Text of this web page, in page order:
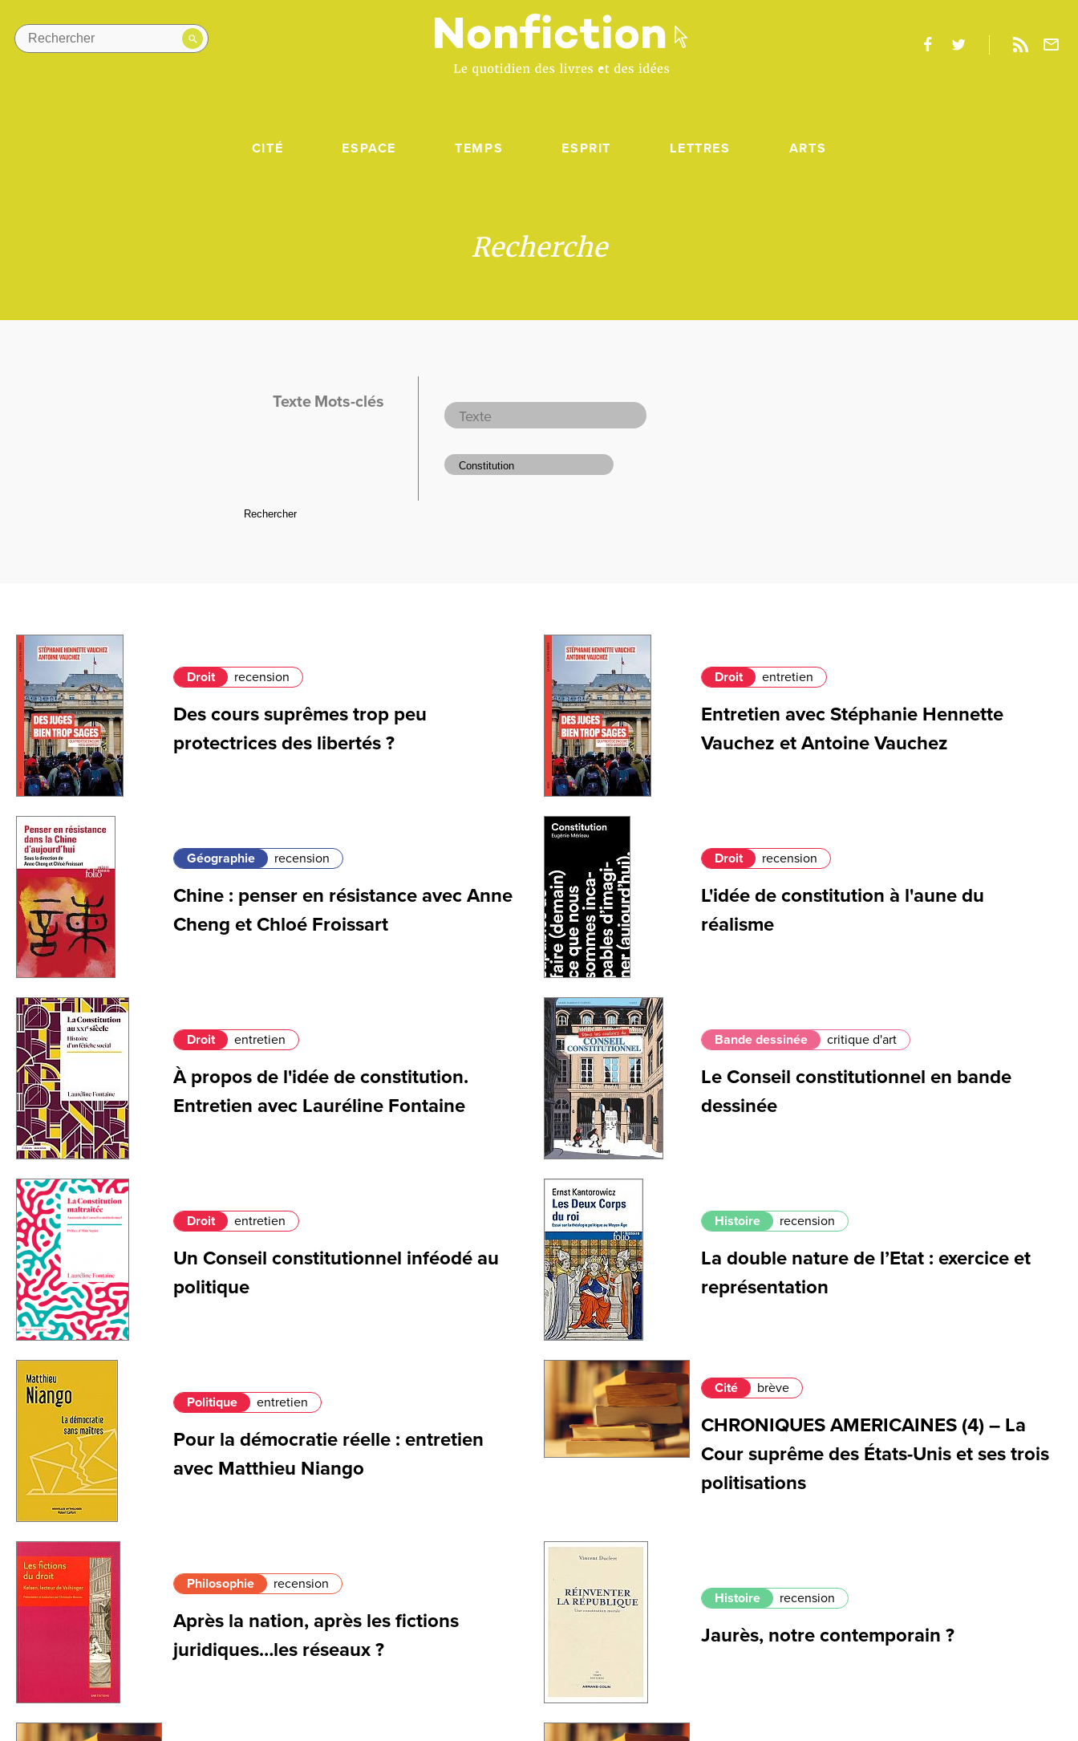
CITÉ ESPACE TEMPS ESPRIT LETTRES ARTS
Recherche
Texte Mots-clés
Droit recension
Des cours suprêmes trop peu
protectrices des libertés ?
Droit entretien
Entretien avec Stéphanie Hennette
Vauchez et Antoine Vauchez
Géographie recension
Chine : penser en résistance avec Anne
Cheng et Chloé Froissart
Droit recension
L'idée de constitution à l'aune du
réalisme
Droit entretien
À propos de l'idée de constitution.
Entretien avec Lauréline Fontaine
Bande dessinée critique d'art
Le Conseil constitutionnel en bande
dessinée
Droit entretien
Un Conseil constitutionnel inféodé au
politique
Histoire recension
La double nature de l’Etat : exercice et
représentation
Politique entretien
Pour la démocratie réelle : entretien
avec Matthieu Niango
Cité brève
CHRONIQUES AMERICAINES (4) – La
Cour suprême des États-Unis et ses trois
politisations
Philosophie recension
Après la nation, après les fictions
juridiques…les réseaux ?
Histoire recension
Jaurès, notre contemporain ?